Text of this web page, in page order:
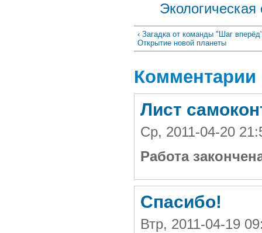
Экологическая
‹ Загадка от команды "Шаг
Открытие новой планеты
Комментарии
Лист
Ср, 2011-04-20
Работа
Спасибо!
Втр, 2011-04-19